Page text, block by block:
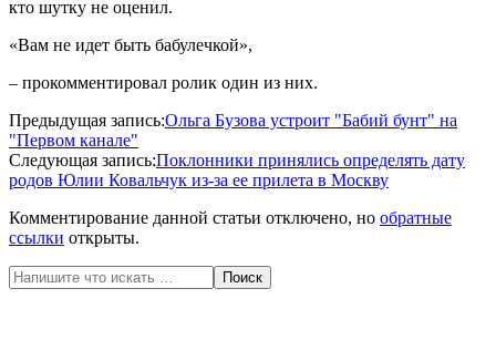
кто шутку не оценил.
«Вам не идет быть бабулечкой»,
– прокомментировал ролик один из них.
2017-
09-
10
Предыдущая запись:Ольга Бузова устроит "Бабий бунт" на
"Первом канале"
Следующая запись:Поклонники принялись определять дату
родов Юлии Ковальчук из-за ее прилета в Москву
Комментирование данной статьи отключено, но обратные
ссылки открыты.
Поиск